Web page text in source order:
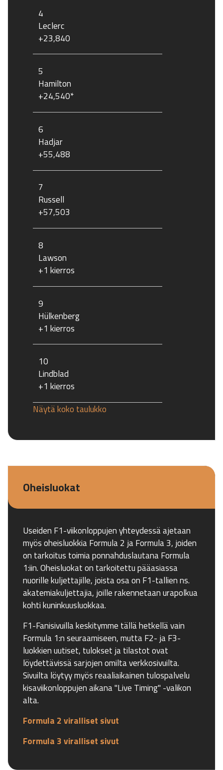
4
Leclerc
+23,840
5
Hamilton
+24,540*
6
Hadjar
+55,488
7
Russell
+57,503
8
Lawson
+1 kierros
9
Hülkenberg
+1 kierros
10
Lindblad
+1 kierros
Näytä koko taulukko
Oheisluokat
Useiden F1-viikonloppujen yhteydessä ajetaan
myös oheisluokkia Formula 2 ja Formula 3, joiden
on tarkoitus toimia ponnahduslautana Formula
1:iin. Oheisluokat on tarkoitettu pääasiassa
nuorille kuljettajille, joista osa on F1-tallien ns.
akatemiakuljettajia, joille rakennetaan urapolkua
kohti kuninkuusluokkaa.
F1-Fanisivuilla keskitymme tällä hetkellä vain
Formula 1:n seuraamiseen, mutta F2- ja F3-
luokkien uutiset, tulokset ja tilastot ovat
löydettävissä sarjojen omilta verkkosivuilta.
Sivuilta löytyy myös reaaliaikainen tulospalvelu
kisaviikonloppujen aikana "Live Timing" -valikon
alta.
Formula 2 viralliset sivut
Formula 3 viralliset sivut